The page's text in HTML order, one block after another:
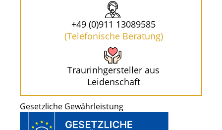
+49 (0)911 13089585
(Telefonische Beratung)
Traurinhgersteller aus
Leidenschaft
Gesetzliche Gewährleistung